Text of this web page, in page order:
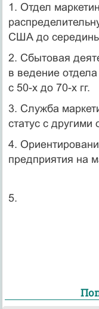
1. Отдел
США до середины
2. Сбытовая
в ведение
с 50-х до 70-х гг.
3. Служба
статус с другими
4.
предприятия на
5.